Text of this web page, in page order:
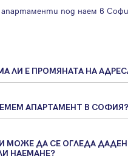
под наем в
ЛИ Е ПРОМЯНАТА НА
АПАРТАМЕНТ В СОФИЯ?
МОЖЕ ДА СЕ ОГЛЕДА
НАЕМАНЕ?